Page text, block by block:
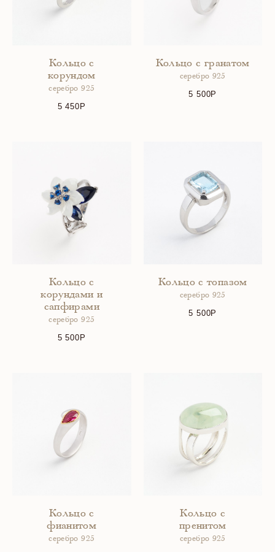
Кольцо с
корундом
серебро 925
5 450
Кольцо с гранатом
серебро 925
5 500
Кольцо с
корундами и
сапфирами
серебро 925
5 500
Кольцо с топазом
серебро 925
5 500
Кольцо с
фианитом
серебро 925
Кольцо с
пренитом
серебро 925